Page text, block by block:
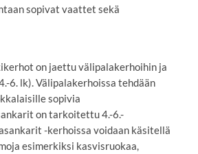
sopivat vaattet sekä
on jaettu välipalakerhoihin ja
6. lk). Välipalakerhoissa tehdään
sopivia
on tarkoitettu 4.-6.-
-kerhoissa voidaan käsitellä
esimerkiksi kasvisruokaa,